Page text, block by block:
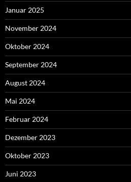
Januar 2025
November 2024
Oktober 2024
September 2024
August 2024
Mai 2024
Februar 2024
Dezember 2023
Oktober 2023
Juni 2023